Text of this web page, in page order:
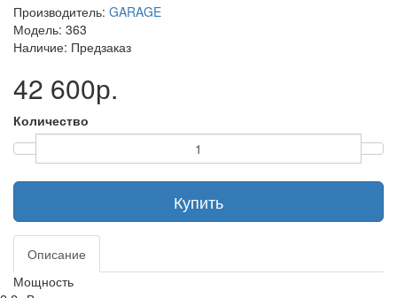
Производитель: GARAGE
Модель: 363
Наличие: Предзаказ
42 600р.
Количество
Купить
Описание
Мощность